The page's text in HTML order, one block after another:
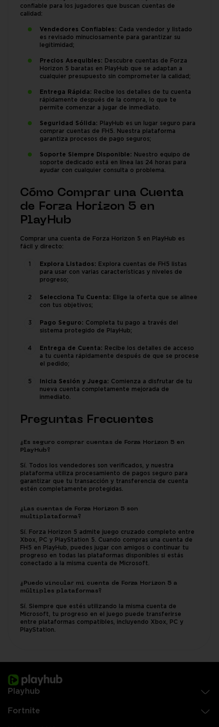
confiable para los jugadores que buscan cuentas de
calidad:
Vendedores Confiables: Cada vendedor y listado
es revisado minuciosamente para garantizar su
legitimidad;
Precios Asequibles: Descubre cuentas de Forza
Horizon 5 baratas en PlayHub que se adaptan a
cualquier presupuesto sin comprometer la calidad;
Entrega Rápida: Recibe los detalles de tu cuenta
rápidamente después de la compra, lo que te
permite comenzar a jugar de inmediato.
Seguridad Sólida: PlayHub es un lugar seguro para
comprar cuentas de FH5. Nuestra plataforma
garantiza procesos de pago seguros;
Soporte Siempre Disponible: Nuestro equipo de
soporte dedicado está en línea las 24 horas para
ayudar con cualquier consulta o problema.
Cómo Comprar una Cuenta
de Forza Horizon 5 en
PlayHub
Comprar una cuenta de Forza Horizon 5 en PlayHub es
fácil y directo:
Explora Listados: Explora cuentas de FH5 listas
para usar con varias características y niveles de
progreso;
Selecciona Tu Cuenta: Elige la oferta que se alinee
con tus objetivos;
Pago Seguro: Completa tu pago a través del
sistema protegido de PlayHub;
Entrega de Cuenta: Recibe los detalles de acceso
a tu cuenta rápidamente después de que se procese
el pedido;
Inicia Sesión y Juega: Comienza a disfrutar de tu
nueva cuenta completamente mejorada de
inmediato.
Preguntas Frecuentes
¿Es seguro comprar cuentas de Forza Horizon 5 en
PlayHub?
Sí. Todos los vendedores son verificados, y nuestra
plataforma utiliza procesamiento de pagos seguro para
garantizar que tu transacción y transferencia de cuenta
estén completamente protegidas.
¿Las cuentas de Forza Horizon 5 son
multiplataforma?
Sí. Forza Horizon 5 admite juego cruzado completo entre
Xbox, PC y PlayStation 5. Cuando compras una cuenta de
FH5 en PlayHub, puedes jugar con amigos o continuar tu
progreso en todas las plataformas disponibles si estás
conectado a la misma cuenta de Microsoft.
¿Puedo vincular mi cuenta de Forza Horizon 5 a
múltiples plataformas?
Sí. Siempre que estés utilizando la misma cuenta de
Microsoft, tu progreso en el juego puede transferirse
entre plataformas compatibles, incluyendo Xbox, PC y
PlayStation.
Playhub
Fortnite